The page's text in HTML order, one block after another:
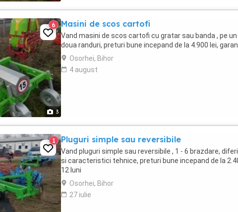
3
6 Masini de scos cartofi
Vand masini de scos cartofi cu gratar sau banda , pe un
doua randuri, preturi bune incepand de la 4.900 lei,
Osorhei, Bihor
4 august
1 Pluguri simple sau reversibile
Vand pluguri simple sau reversibile , 1 - 6 brazdare,
si caracteristici tehnice, preturi bune incepand de la
12 luni
Osorhei, Bihor
27 iulie